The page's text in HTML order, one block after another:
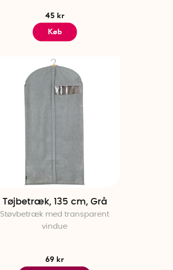
45 kr
Køb
Tøjbetræk, 135 cm, Grå
Støvbetræk med transparent
vindue
69 kr